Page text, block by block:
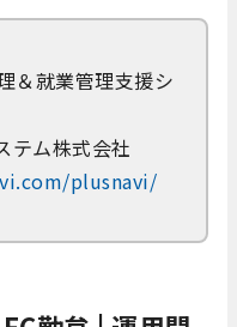
＆就業管理支援シ
テム株式会社
plusnavi/